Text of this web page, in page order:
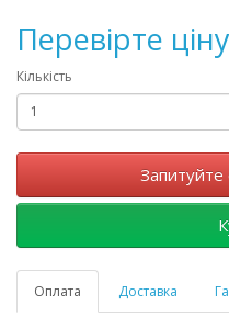
Перевірте ціну
Кількість
Запитуйте
Оплата Доставка